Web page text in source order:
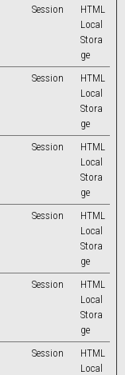
Session
HTML
Local
Stora
ge
Session
HTML
Local
Stora
ge
Session
HTML
Local
Stora
ge
Session
HTML
Local
Stora
ge
Session
HTML
Local
Stora
ge
Session
HTML
Local